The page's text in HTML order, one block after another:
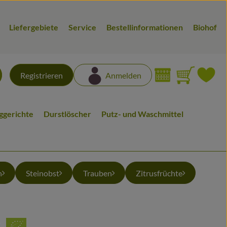
Liefergebiete Service Bestellinformationen Biohof
Registrieren Anmelden
Durstlöscher Putz- und Waschmittel
Steinobst Trauben Zitrusfrüchte